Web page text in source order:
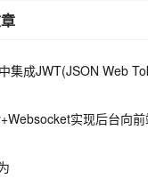
集成JWT(JSON Web
实现后台向